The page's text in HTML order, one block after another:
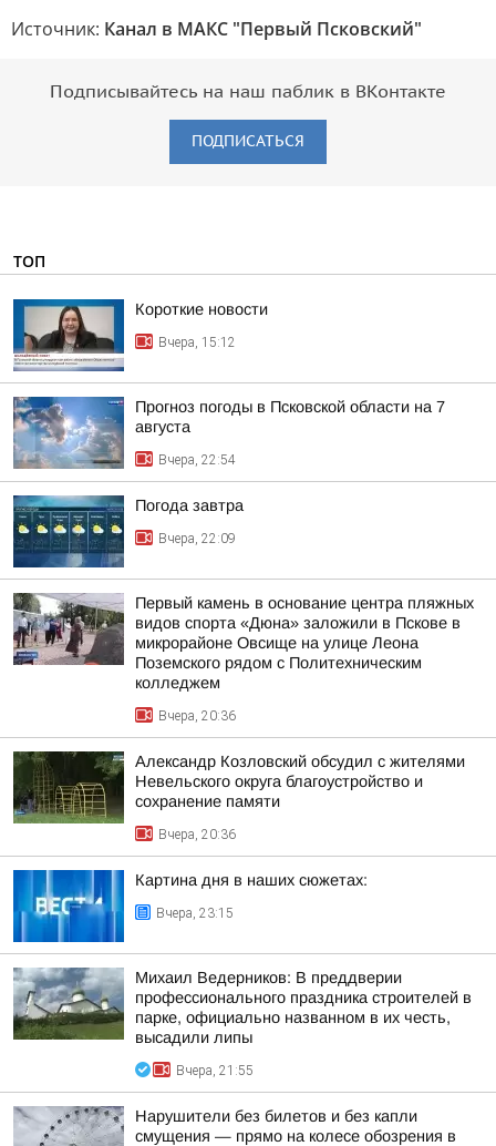
Источник: Канал в МАКС "Первый Псковский"
Подписывайтесь на наш паблик в ВКонтакте
ПОДПИСАТЬСЯ
ТОП
Короткие новости
Вчера, 15:12
Прогноз погоды в Псковской области на 7
августа
Вчера, 22:54
Погода завтра
Вчера, 22:09
Первый камень в основание центра пляжных
видов спорта «Дюна» заложили в Пскове в
микрорайоне Овсище на улице Леона
Поземского рядом с Политехническим
колледжем
Вчера, 20:36
Александр Козловский обсудил с жителями
Невельского округа благоустройство и
сохранение памяти
Вчера, 20:36
Картина дня в наших сюжетах:
Вчера, 23:15
Михаил Ведерников: В преддверии
профессионального праздника строителей в
парке, официально названном в их честь,
высадили липы
Вчера, 21:55
Нарушители без билетов и без капли
смущения — прямо на колесе обозрения в